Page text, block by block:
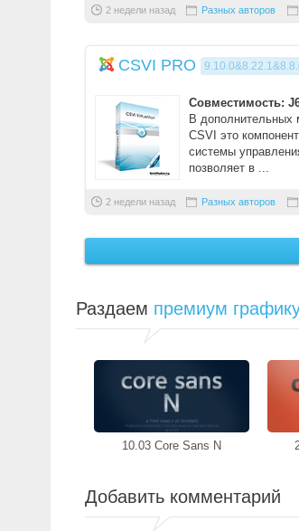
2 недели назад Разных авторов
CSVI PRO
Совместимость:
В дополнительных
CSVI это
системы
позволяет в ...
2 недели назад Разных авторов
Раздаем премиум
10.03 Core Sans N
Добавить комментарий